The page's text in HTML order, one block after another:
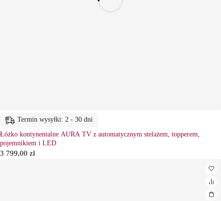
Termin wysyłki: 2 - 30 dni
Łóżko kontynentalne AURA TV z automatycznym stelażem, topperem,
pojemnikiem i LED
3 799,00 zł